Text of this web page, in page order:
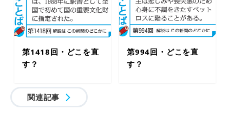
第1418回・どこを直
す？
第994回・どこを直
す？
関連記事